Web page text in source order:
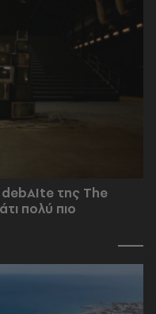
debAIte της The
πολύ πιο